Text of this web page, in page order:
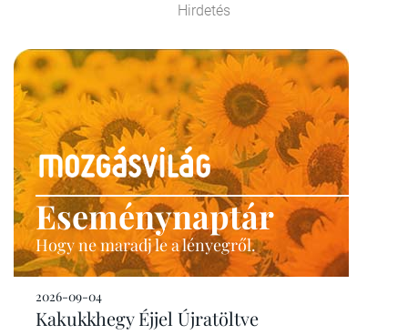
Hirdetés
Eseménynaptár
Hogy ne maradj le a lényegről.
2026-09-04
Kakukkhegy Éjjel Újratöltve